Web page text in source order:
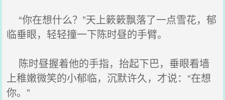
“你在想什么？”天上簌簌飘落了一点雪花，郁
临垂眼，轻轻撞一下陈时昼的手臂。
陈时昼握着他的手指，抬起下巴，垂眼看墙
上稚嫩微笑的小郁临，沉默许久，才说：“在想
你。”